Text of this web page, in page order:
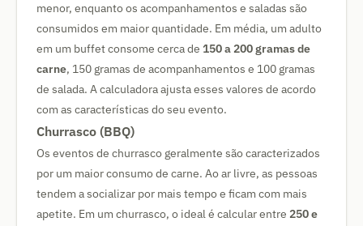
menor, enquanto os acompanhamentos e saladas são
consumidos em maior quantidade. Em média, um adulto
em um buffet consome cerca de 150 a 200 gramas de
carne, 150 gramas de acompanhamentos e 100 gramas
de salada. A calculadora ajusta esses valores de acordo
com as características do seu evento.
Churrasco (BBQ)
Os eventos de churrasco geralmente são caracterizados
por um maior consumo de carne. Ao ar livre, as pessoas
tendem a socializar por mais tempo e ficam com mais
apetite. Em um churrasco, o ideal é calcular entre 250 e